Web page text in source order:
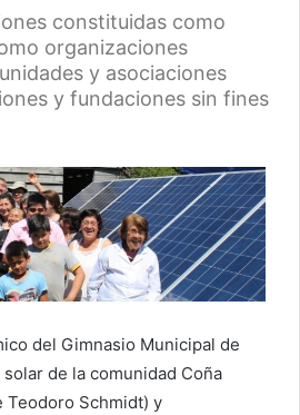
constituidas como
organizaciones
y asociaciones
y fundaciones sin fines
del Gimnasio Municipal de
de la comunidad Coña
Teodoro Schmidt) y